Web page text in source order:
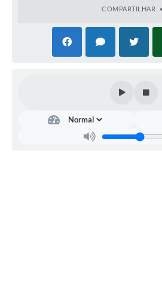
COMPARTILHAR